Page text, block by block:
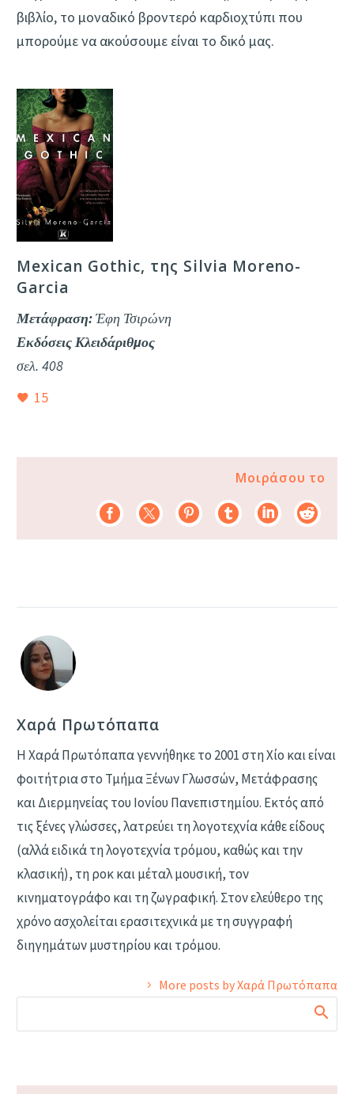
βιβλίο, το μοναδικό βροντερό καρδιοχτύπι που
μπορούμε να ακούσουμε είναι το δικό μας.
Mexican Gothic, της Silvia Moreno-
Garcia
Μετάφραση:Έφη Τσιρώνη
Εκδόσεις Κλειδάριθμος
σελ. 408
15
Μοιράσου το
Χαρά Πρωτόπαπα
Η Χαρά Πρωτόπαπα γεννήθηκε το 2001 στη Χίο και είναι
φοιτήτρια στο Τμήμα Ξένων Γλωσσών, Μετάφρασης
και Διερμηνείας του Ιονίου Πανεπιστημίου. Εκτός από
τις ξένες γλώσσες, λατρεύει τη λογοτεχνία κάθε είδους
(αλλά ειδικά τη λογοτεχνία τρόμου, καθώς και την
κλασική), τη ροκ και μέταλ μουσική, τον
κινηματογράφο και τη ζωγραφική. Στον ελεύθερο της
χρόνο ασχολείται ερασιτεχνικά με τη συγγραφή
διηγημάτων μυστηρίου και τρόμου.
More posts by Χαρά Πρωτόπαπα